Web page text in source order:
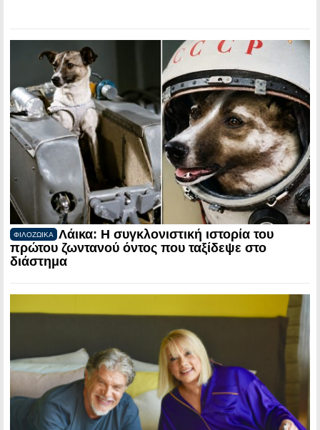
ΦΙΛΟΖΩΙΚΑ
Λάικα: Η συγκλονιστική ιστορία του
πρώτου ζωντανού όντος που ταξίδεψε στο
διάστημα